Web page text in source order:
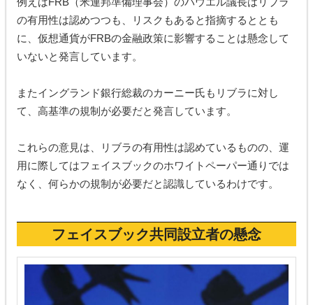
の有用性は認めつつも、リスクもあると指摘するととも
に、仮想通貨がFRBの金融政策に影響することは懸念して
いないと発言しています。
またイングランド銀行総裁のカーニー氏もリブラに対し
て、高基準の規制が必要だと発言しています。
これらの意見は、リブラの有用性は認めているものの、運
用に際してはフェイスブックのホワイトペーパー通りでは
なく、何らかの規制が必要だと認識しているわけです。
フェイスブック共同設立者の懸念